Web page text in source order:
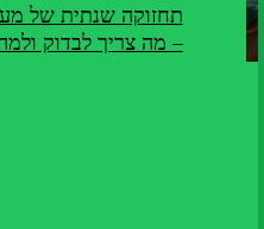
תחזוקה שנתית של
– מה צריך לבדוק